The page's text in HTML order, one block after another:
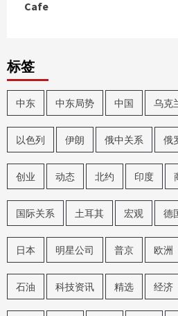
Cafe
标签
中东 中东局势 中国 乌克
以色列 伊朗 俄中关系 俄
创业 动态 北约 印度
国际关系 土耳其 宏观 德
日本 明星公司 普京 欧洲
石油 科技资讯 精选 经济